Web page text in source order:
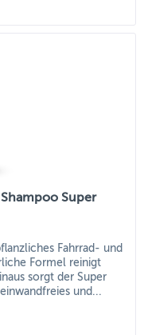
Super
Fahrrad- und
Formel reinigt
sorgt der Super
und...